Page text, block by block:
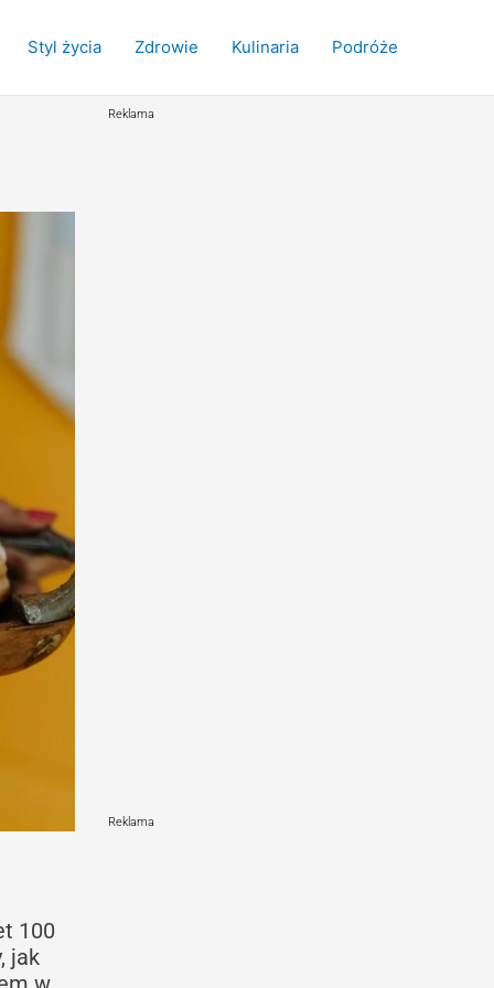
Styl życia Zdrowie Kulinaria Podróże
100
jak
Reklama
Reklama